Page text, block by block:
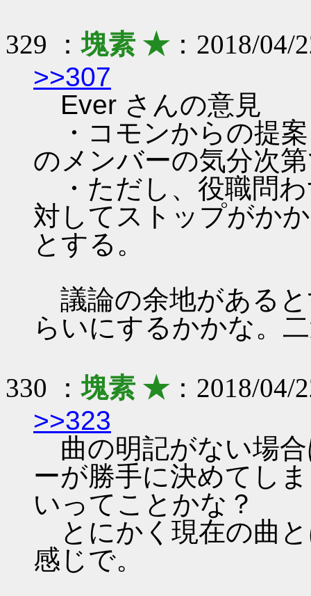
329 ：塊素 ★：2018/04/
>>307
Ever さんの意見
・コモンからの提
のメンバーの気分次
・ただし、役職問
対してストップがか
とする。
議論の余地がある
らいにするかかな。
330 ：塊素 ★：2018/04/
>>323
曲の明記がない場
ーが勝手に決めてし
いってことかな？
とにかく現在の曲
感じで。